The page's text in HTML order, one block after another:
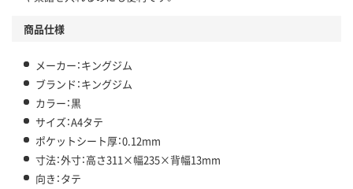
商品仕様
メーカー：キングジム
ブランド：キングジム
カラー：黒
サイズ：A4タテ
ポケットシート厚：0.12mm
寸法：外寸：高さ311×幅235×背幅13mm
向き：タテ